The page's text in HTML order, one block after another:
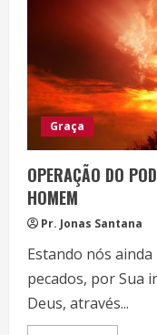
Graça
OPERAÇÃO DO
HOMEM
Pr. Jonas Santana
Estando nós
pecados, por Sua
Deus, através...